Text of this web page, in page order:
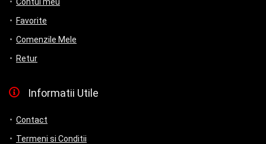
Favorite
Comenzile Mele
Retur
Informatii Utile
Contact
Termeni si Conditii